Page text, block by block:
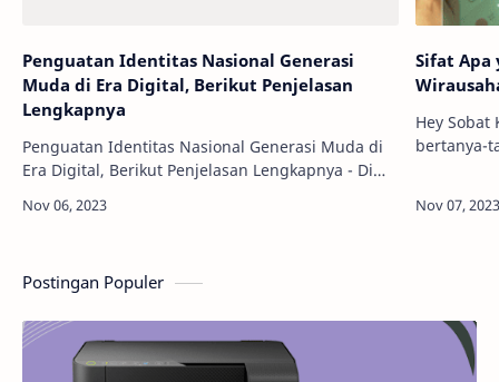
Penguatan Identitas Nasional Generasi
Muda di Era Digital, Berikut Penjelasan
Lengkapnya
Penguatan Identitas Nasional Generasi Muda di
Era Digital, Berikut Penjelasan Lengkapnya - Di
digital, sebuah pertanyaan sering terlontar…
Sifat Apa
Hey
bertanya-
bisn…
Postingan Populer